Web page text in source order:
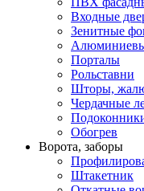
Входные
Зенитные
Порталы
Рольставни
Шторы,
Чердачные
Обогрев
Ворота, заборы
Штакетник